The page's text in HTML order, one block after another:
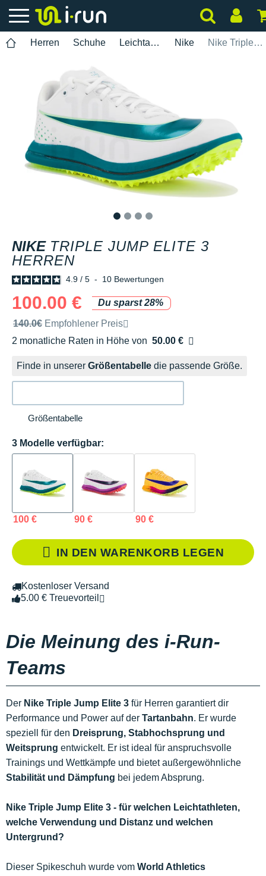
Herren Schuhe Leichtathletik Nike Nike Triple Jump Elite 3 Herren
NIKE TRIPLE JUMP ELITE 3
HERREN
4.9 / 5 - 10 Bewertungen
100.00 €
Du sparst 28%
Unverbindliche Preisempfehlung der Marke
140.0€ Empfohlener Preis
2 monatliche Raten in Höhe von 50.00 €
Ohne Zusatzkosten
Finde in unserer Größentabelle die passende Größe.
Größentabelle
3 Modelle verfügbar:
100 € 90 € 90 €
IN DEN WARENKORB LEGEN
Kostenloser Versand
5.00 € Treuevorteil
Die Meinung des i-Run-
Teams
Der Nike Triple Jump Elite 3 für Herren garantiert dir
Performance und Power auf der Tartanbahn. Er wurde
speziell für den Dreisprung, Stabhochsprung und
Weitsprung entwickelt. Er ist ideal für anspruchsvolle
Trainings und Wettkämpfe und bietet außergewöhnliche
Stabilität und Dämpfung bei jedem Absprung.
Nike Triple Jump Elite 3 - für welchen Leichtathleten,
welche Verwendung und Distanz und welchen
Untergrund?
Dieser Spikeschuh wurde vom World Athletics